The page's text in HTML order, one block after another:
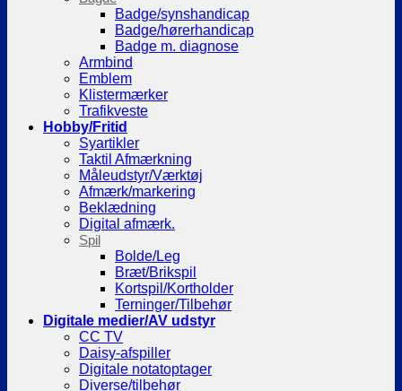
Badge/synshandicap
Badge/hørerhandicap
Badge m. diagnose
Armbind
Emblem
Klistermærker
Trafikveste
Hobby/Fritid
Syartikler
Taktil Afmærkning
Måleudstyr/Værktøj
Afmærk/markering
Beklædning
Digital afmærk.
Spil
Bolde/Leg
Bræt/Brikspil
Kortspil/Kortholder
Terninger/Tilbehør
Digitale medier/AV udstyr
CC TV
Daisy-afspiller
Digitale notatoptager
Diverse/tilbehør